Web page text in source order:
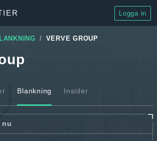
Logga in
VERVE GROUP
Blankning Insider
nu